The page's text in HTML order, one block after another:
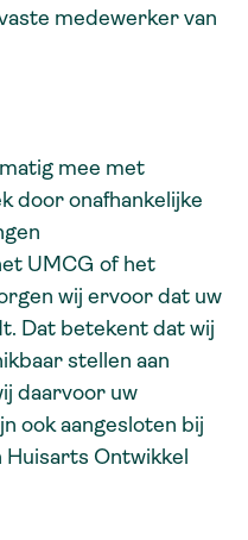
medewerker van
mee met
door onafhankelijke
UMCG of het
wij ervoor dat uw
Dat betekent dat wij
stellen aan
daarvoor uw
ook aangesloten bij
Ontwikkel